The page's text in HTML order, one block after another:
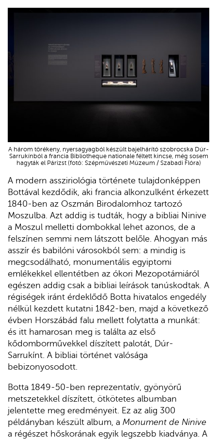
A három törékeny, nyersagyagból készült bajelhárító szobrocska Dúr-
Sarrukínból a francia Bibliotheque nationale féltett kincse, még sosem
hagyták el Párizst (fotó: Szépművészeti Múzeum / Szabadi Flóra)
A modern assziriológia története tulajdonképpen
Bottával kezdődik, aki francia alkonzulként érkezett
1840-ben az Oszmán Birodalomhoz tartozó
Moszulba. Azt addig is tudták, hogy a bibliai Ninive
a Moszul melletti dombokkal lehet azonos, de a
felszínen semmi nem látszott belőle. Ahogyan más
asszír és babilóni városokból sem: a mindig is
megcsodálható, monumentális egyiptomi
emlékekkel ellentétben az ókori Mezopotámiáról
egészen addig csak a bibliai leírások tanúskodtak. A
régiségek iránt érdeklődő Botta hivatalos engedély
nélkül kezdett kutatni 1842-ben, majd a következő
évben Horszábád falu mellett folytatta a munkát:
és itt hamarosan meg is találta az első
kődomborművekkel díszített palotát, Dúr-
Sarrukínt. A bibliai történet valósága
bebizonyosodott.
Botta 1849-50-ben reprezentatív, gyönyörű
metszetekkel díszített, ötkötetes albumban
jelentette meg eredményeit. Ez az alig 300
példányban készült album, a Monument de Ninive
a régészet hőskorának egyik legszebb kiadványa. A